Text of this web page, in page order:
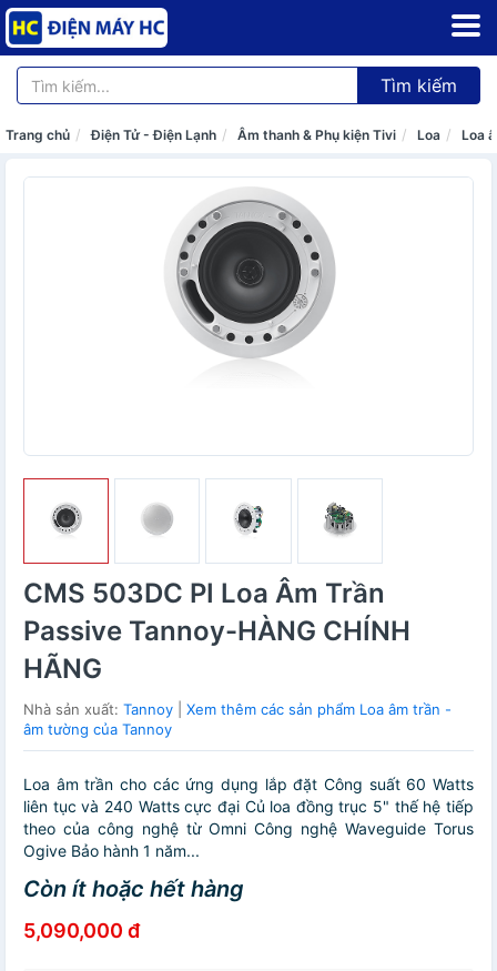
Tìm kiếm
Trang chủ Điện Tử - Điện Lạnh Âm thanh & Phụ kiện Tivi Loa Loa
CMS 503DC PI Loa Âm Trần
Passive Tannoy-HÀNG CHÍNH
HÃNG
Nhà sản xuất: Tannoy
Xem thêm các sản phẩm Loa âm trần -
âm tường của Tannoy
Loa âm trần cho các ứng dụng lắp đặt Công suất 60 Watts
liên tục và 240 Watts cực đại Củ loa đồng trục 5" thế hệ tiếp
theo của công nghệ từ Omni Công nghệ Waveguide Torus
Ogive Bảo hành 1 năm...
Còn ít hoặc hết hàng
5,090,000 đ